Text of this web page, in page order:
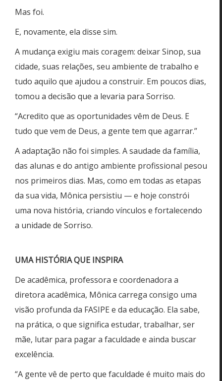
Mas foi.
E, novamente, ela disse sim.
A mudança exigiu mais coragem: deixar Sinop, sua
cidade, suas relações, seu ambiente de trabalho e
tudo aquilo que ajudou a construir. Em poucos dias,
tomou a decisão que a levaria para Sorriso.
“Acredito que as oportunidades vêm de Deus. E
tudo que vem de Deus, a gente tem que agarrar.”
A adaptação não foi simples. A saudade da família,
das alunas e do antigo ambiente profissional pesou
nos primeiros dias. Mas, como em todas as etapas
da sua vida, Mônica persistiu — e hoje constrói
uma nova história, criando vínculos e fortalecendo
a unidade de Sorriso.
UMA HISTÓRIA QUE INSPIRA
De acadêmica, professora e coordenadora a
diretora acadêmica, Mônica carrega consigo uma
visão profunda da FASIPE e da educação. Ela sabe,
na prática, o que significa estudar, trabalhar, ser
mãe, lutar para pagar a faculdade e ainda buscar
excelência.
“A gente vê de perto que faculdade é muito mais do